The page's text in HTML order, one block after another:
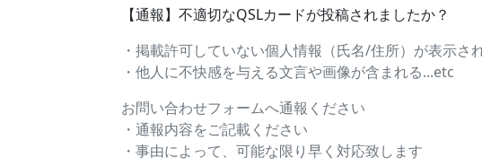
【通報】不適切なQSLカードが投稿されましたか？
・掲載許可していない個人情報（氏名/住所）が表示さ
・他人に不快感を与える文言や画像が含まれる...etc
お問い合わせフォームへ通報ください
・通報内容をご記載ください
・事由によって、可能な限り早く対応致します